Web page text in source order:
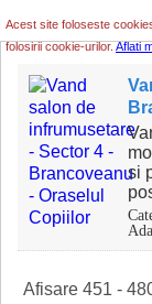
Acest site foloseste
folosirii cookie-urilor.Aflati
si
Afisare 451 -